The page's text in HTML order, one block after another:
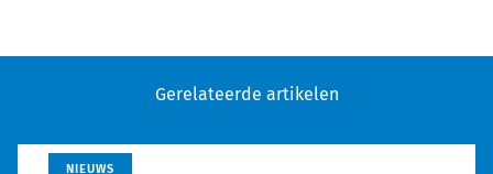
Gerelateerde artikelen
NIEUWS